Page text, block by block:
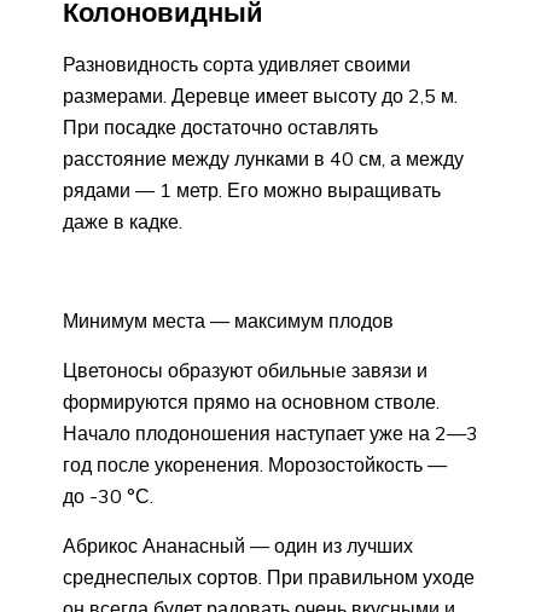
Колоновидный
Разновидность сорта удивляет своими
размерами. Деревце имеет высоту до 2,5 м.
При посадке достаточно оставлять
расстояние между лунками в 40 см, а между
рядами — 1 метр. Его можно выращивать
даже в кадке.
Минимум места — максимум плодов
Цветоносы образуют обильные завязи и
формируются прямо на основном стволе.
Начало плодоношения наступает уже на 2—3
год после укоренения. Морозостойкость —
до -30 °С.
Абрикос Ананасный — один из лучших
среднеспелых сортов. При правильном уходе